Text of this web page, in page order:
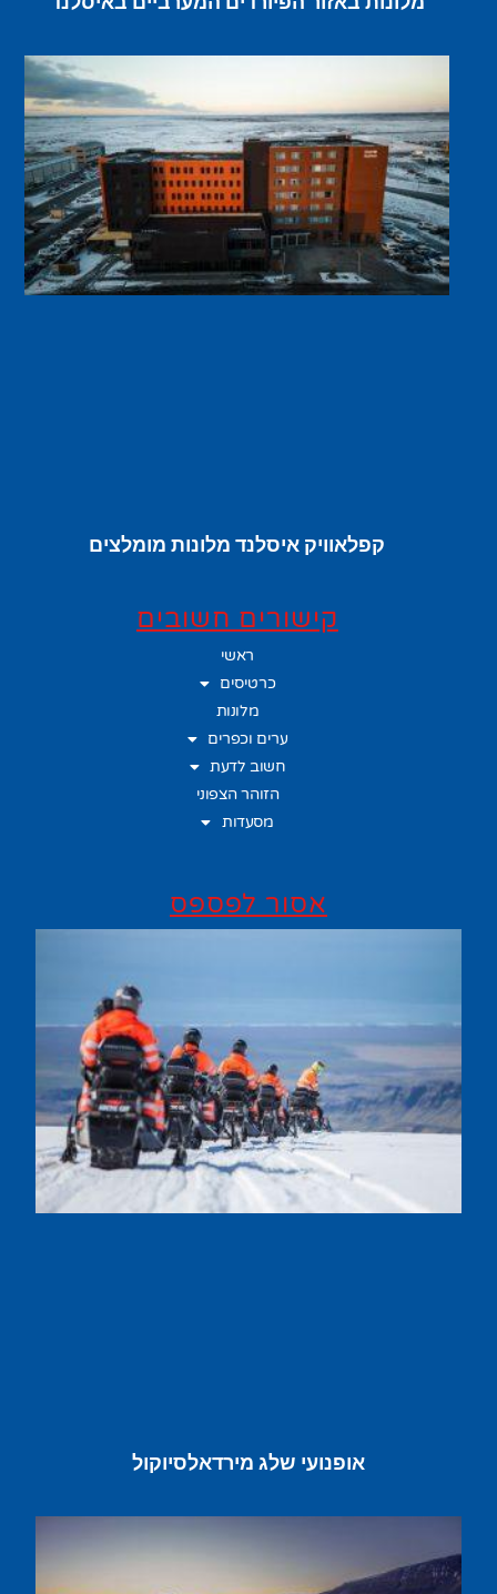
קפלאוויק איסלנד מלונות מומלצים
קישורים חשובים
ראשי
כרטיסים
מלונות
ערים וכפרים
חשוב לדעת
הזוהר הצפוני
מסעדות
אסור לפספס
אופנועי שלג מירדאלסיוקול